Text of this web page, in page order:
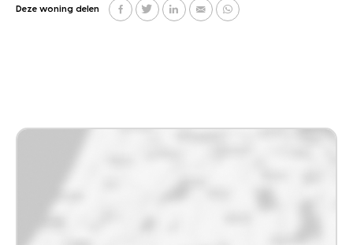
Deze woning delen